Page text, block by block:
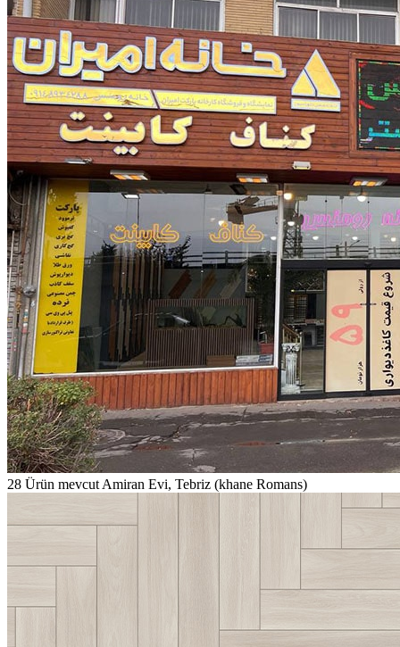
28 Ürün mevcut Amiran Evi, Tebriz (khane Romans)